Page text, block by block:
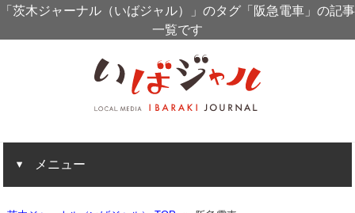
「茨木ジャーナル（いばジャル）」のタグ「阪急電車」の記事
一覧です
メニュー